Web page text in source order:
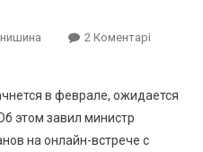
2 КоментаріДо
COVID-
в феврале, ожидается
этом завил министр
на онлайн-встрече с